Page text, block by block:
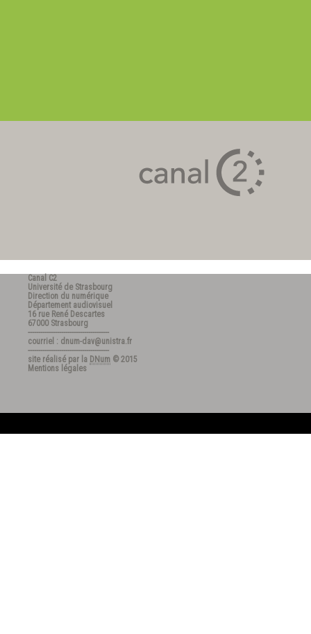
Canal C2
Université de Strasbourg
Direction du numérique
Département audiovisuel
16 rue René Descartes
67000 Strasbourg
---------------------------------------
courriel : dnum-dav@unistra.fr
---------------------------------------
site réalisé par la DNum © 2015
Mentions légales